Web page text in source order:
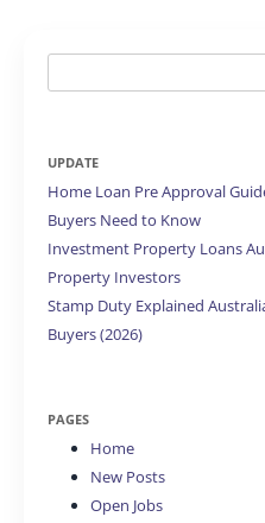
for:
UPDATE
Home Loan Pre Approval
Buyers Need to Know
Investment Property Loans
Property Investors
Stamp Duty Explained
Buyers (2026)
PAGES
Home
New Posts
Open Jobs